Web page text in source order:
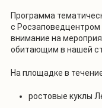
Программа
с
внимание на
обитающим в нашей
На площадке в
ростовые куклы